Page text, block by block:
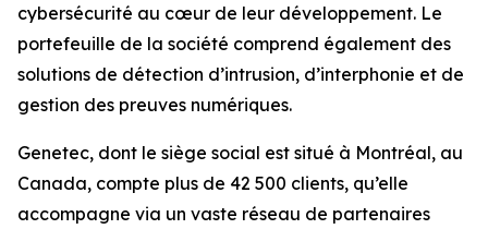
cybersécurité au cœur de leur développement. Le
portefeuille de la société comprend également des
solutions de détection d’intrusion, d’interphonie et de
gestion des preuves numériques.
Genetec, dont le siège social est situé à Montréal, au
Canada, compte plus de 42 500 clients, qu’elle
accompagne via un vaste réseau de partenaires